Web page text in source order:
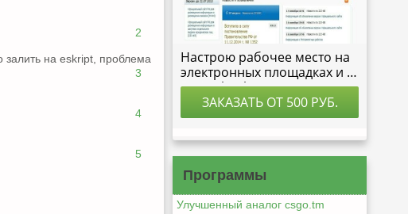
2
3
4
5
залить на eskript, проблема
Программы
Улучшенный аналог csgo.tm